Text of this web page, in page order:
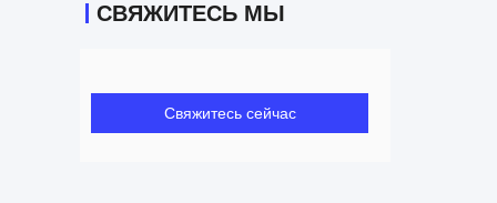
СВЯЖИТЕСЬ МЫ
Свяжитесь сейчас